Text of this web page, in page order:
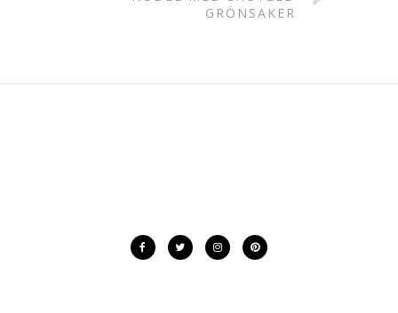
GRÖNSAKER